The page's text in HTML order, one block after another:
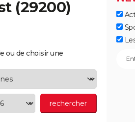
(29200)
ou de choisir une